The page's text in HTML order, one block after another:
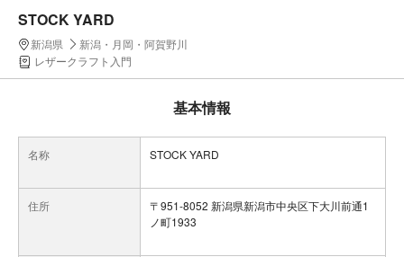
STOCK YARD
新潟県
新潟・月岡・阿賀野川
レザークラフト入門
基本情報
名称 STOCK YARD
住所
〒951-8052 新潟県新潟市中央区下大川前通1
ノ町1933